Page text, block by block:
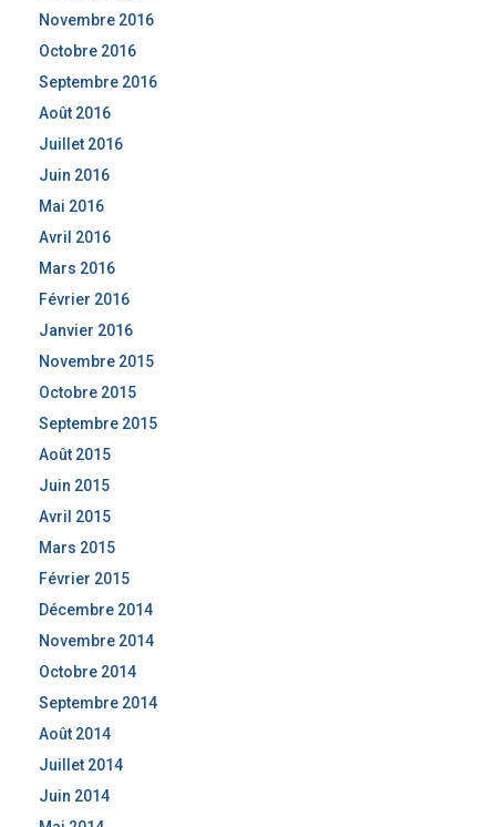
Novembre 2016
Octobre 2016
Septembre 2016
Août 2016
Juillet 2016
Juin 2016
Mai 2016
Avril 2016
Mars 2016
Février 2016
Janvier 2016
Novembre 2015
Octobre 2015
Septembre 2015
Août 2015
Juin 2015
Avril 2015
Mars 2015
Février 2015
Décembre 2014
Novembre 2014
Octobre 2014
Septembre 2014
Août 2014
Juillet 2014
Juin 2014